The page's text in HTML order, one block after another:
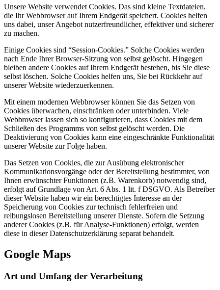
Unsere Website verwendet Cookies. Das sind kleine Textdateien,
die Ihr Webbrowser auf Ihrem Endgerät speichert. Cookies helfen
uns dabei, unser Angebot nutzerfreundlicher, effektiver und sicherer
zu machen.
Einige Cookies sind “Session-Cookies.” Solche Cookies werden
nach Ende Ihrer Browser-Sitzung von selbst gelöscht. Hingegen
bleiben andere Cookies auf Ihrem Endgerät bestehen, bis Sie diese
selbst löschen. Solche Cookies helfen uns, Sie bei Rückkehr auf
unserer Website wiederzuerkennen.
Mit einem modernen Webbrowser können Sie das Setzen von
Cookies überwachen, einschränken oder unterbinden. Viele
Webbrowser lassen sich so konfigurieren, dass Cookies mit dem
Schließen des Programms von selbst gelöscht werden. Die
Deaktivierung von Cookies kann eine eingeschränkte Funktionalität
unserer Website zur Folge haben.
Das Setzen von Cookies, die zur Ausübung elektronischer
Kommunikationsvorgänge oder der Bereitstellung bestimmter, von
Ihnen erwünschter Funktionen (z.B. Warenkorb) notwendig sind,
erfolgt auf Grundlage von Art. 6 Abs. 1 lit. f DSGVO. Als Betreiber
dieser Website haben wir ein berechtigtes Interesse an der
Speicherung von Cookies zur technisch fehlerfreien und
reibungslosen Bereitstellung unserer Dienste. Sofern die Setzung
anderer Cookies (z.B. für Analyse-Funktionen) erfolgt, werden
diese in dieser Datenschutzerklärung separat behandelt.
Google Maps
Art und Umfang der Verarbeitung